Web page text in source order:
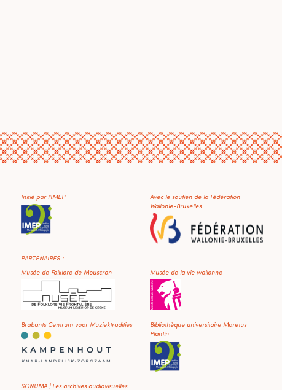
Initié par l'IMEP
Avec le soutien de la Fédération
Wallonie-Bruxelles
PARTENAIRES :
Musée de Folklore de Mouscron
Musée de la vie wallonne
Brabants Centrum voor Muziektradities
Bibliothèque universitaire Moretus
Plantin
SONUMA | Les archives audiovisuelles